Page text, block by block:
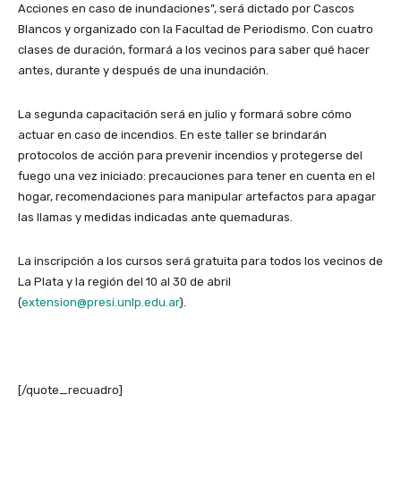
Acciones en caso de inundaciones”, será dictado por Cascos
Blancos y organizado con la Facultad de Periodismo. Con cuatro
clases de duración, formará a los vecinos para saber qué hacer
antes, durante y después de una inundación.
La segunda capacitación será en julio y formará sobre cómo
actuar en caso de incendios. En este taller se brindarán
protocolos de acción para prevenir incendios y protegerse del
fuego una vez iniciado: precauciones para tener en cuenta en el
hogar, recomendaciones para manipular artefactos para apagar
las llamas y medidas indicadas ante quemaduras.
La inscripción a los cursos será gratuita para todos los vecinos de
La Plata y la región del 10 al 30 de abril
(extension@presi.unlp.edu.ar).
[/quote_recuadro]